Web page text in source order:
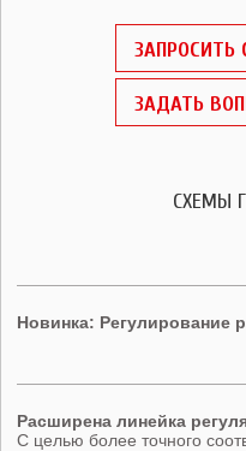
ЗАПРОСИТЬ
ЗАДАТЬ
СХЕМЫ
Новинка: Регулирование
Расширена линейка
С целью более точного